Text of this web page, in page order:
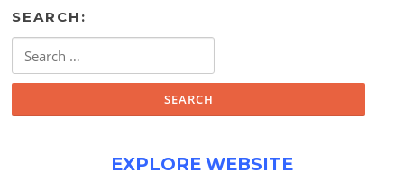
SEARCH:
for:
EXPLORE WEBSITE